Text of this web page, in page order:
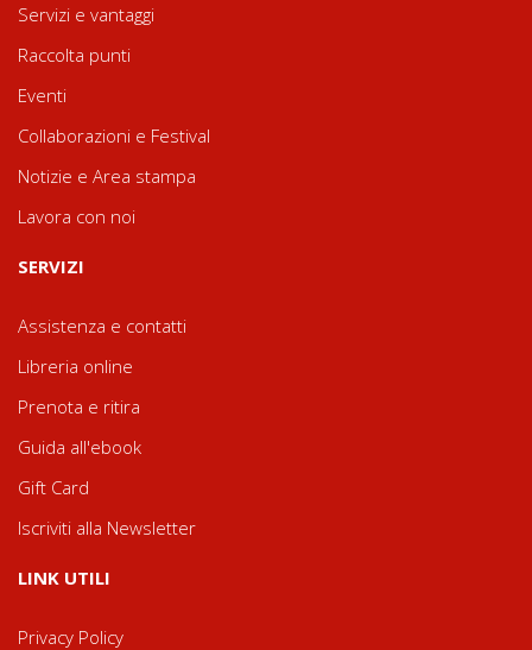
Servizi e vantaggi
Raccolta punti
Eventi
Collaborazioni e Festival
Notizie e Area stampa
Lavora con noi
SERVIZI
Assistenza e contatti
Libreria online
Prenota e ritira
Guida all'ebook
Gift Card
Iscriviti alla Newsletter
LINK UTILI
Privacy Policy